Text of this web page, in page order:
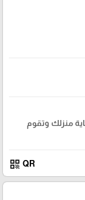
منزلك وتقوم
QR
qr_code